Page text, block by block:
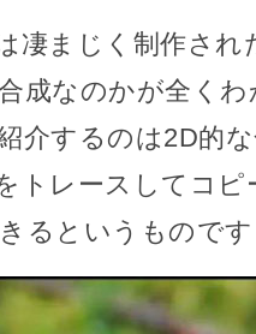
凄まじく制作され
成なのかが全く
介するのは2D的
トレースしてコピ
るというもので